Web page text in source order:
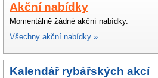
Akční nabídky
Momentálně žádné akční nabídky.
Všechny akční nabídky »
Kalendář rybářských akcí